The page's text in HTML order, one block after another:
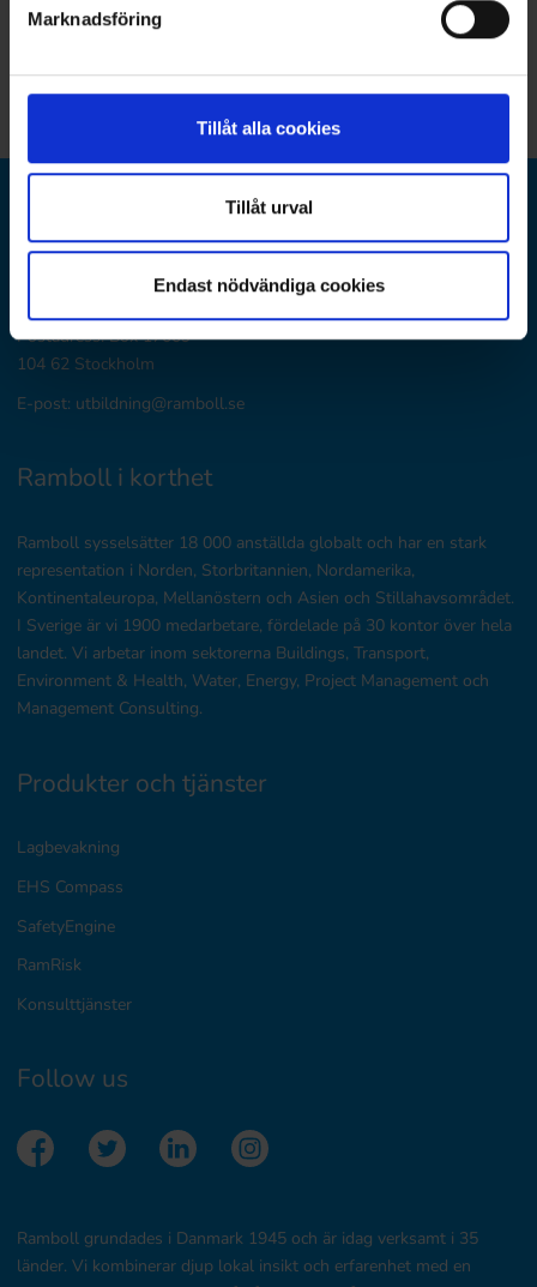
Marknadsföring
Tillåt alla cookies
Tillåt urval
Endast nödvändiga cookies
Ramboll Sverige
Postadress: Box 17009
104 62 Stockholm
E-post: utbildning@ramboll.se
Ramboll i korthet
Ramboll sysselsätter 18 000 anställda globalt och har en stark
representation i Norden, Storbritannien, Nordamerika,
Kontinentaleuropa, Mellanöstern och Asien och Stillahavsområdet.
I Sverige är vi 1900 medarbetare, fördelade på 30 kontor över hela
landet. Vi arbetar inom sektorerna Buildings, Transport,
Environment & Health, Water, Energy, Project Management och
Management Consulting.
Produkter och tjänster
Lagbevakning
EHS Compass
SafetyEngine
RamRisk
Konsulttjänster
Follow us
Ramboll grundades i Danmark 1945 och är idag verksamt i 35
länder. Vi kombinerar djup lokal insikt och erfarenhet med en